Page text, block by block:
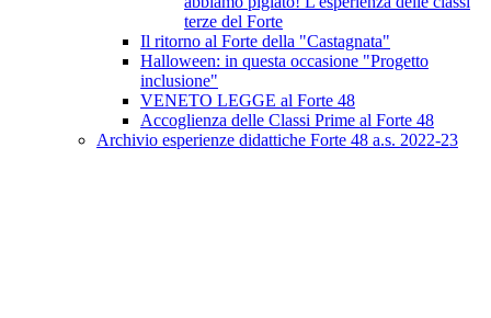
terze del Forte
Il ritorno al Forte della "Castagnata"
Halloween: in questa occasione "Progetto
inclusione"
VENETO LEGGE al Forte 48
Accoglienza delle Classi Prime al Forte 48
Archivio esperienze didattiche Forte 48 a.s. 2022-23